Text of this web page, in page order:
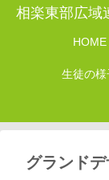
相楽東部広域
HOME
生徒の様
グランド